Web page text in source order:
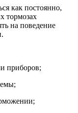
как постоянно,
тормозах
на поведение
приборов;